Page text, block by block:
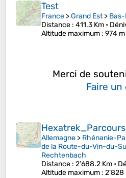
Test
France >Grand Est>
Distance : 411.3 Km •
Altitude maximum : 974 m
Merci de
Faire un
Allemagne > Rhénanie-
de la Route-du-Vin-du-
Rechtenbach
Distance : 2’688.2 Km •
Altitude maximum : 2’828